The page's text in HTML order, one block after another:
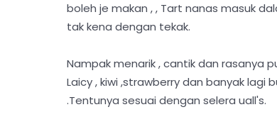
boleh je makan , , Tart nanas masuk
tak kena dengan tekak.
Nampak menarik , cantik dan rasanya
Laicy , kiwi ,strawberry dan banyak
.Tentunya sesuai dengan selera uall's.